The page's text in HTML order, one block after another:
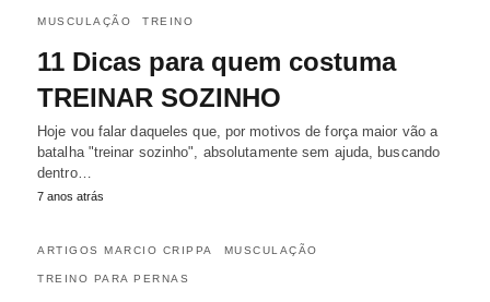
MUSCULAÇÃO TREINO
11 Dicas para quem costuma
TREINAR SOZINHO
Hoje vou falar daqueles que, por motivos de força maior vão a
batalha "treinar sozinho", absolutamente sem ajuda, buscando
dentro…
7 anos atrás
ARTIGOS MARCIO CRIPPA MUSCULAÇÃO
TREINO PARA PERNAS